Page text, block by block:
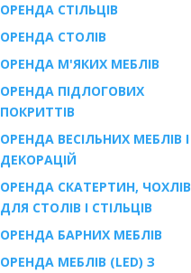
ОРЕНДА СТІЛЬЦІВ
ОРЕНДА СТОЛІВ
ОРЕНДА М'ЯКИХ МЕБЛІВ
ОРЕНДА ПІДЛОГОВИХ
ПОКРИТТІВ
ОРЕНДА ВЕСІЛЬНИХ МЕБЛІВ І
ДЕКОРАЦІЙ
ОРЕНДА СКАТЕРТИН, ЧОХЛІВ
ДЛЯ СТОЛІВ І СТІЛЬЦІВ
ОРЕНДА БАРНИХ МЕБЛІВ
ОРЕНДА МЕБЛІВ (LED) З